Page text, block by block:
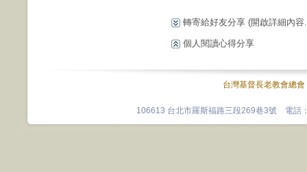
轉寄給好友分享 (開啟詳細內容
個人閱讀心得分享
台灣基督長老教會總會
106613 台北市羅斯福路三段269巷3號 電